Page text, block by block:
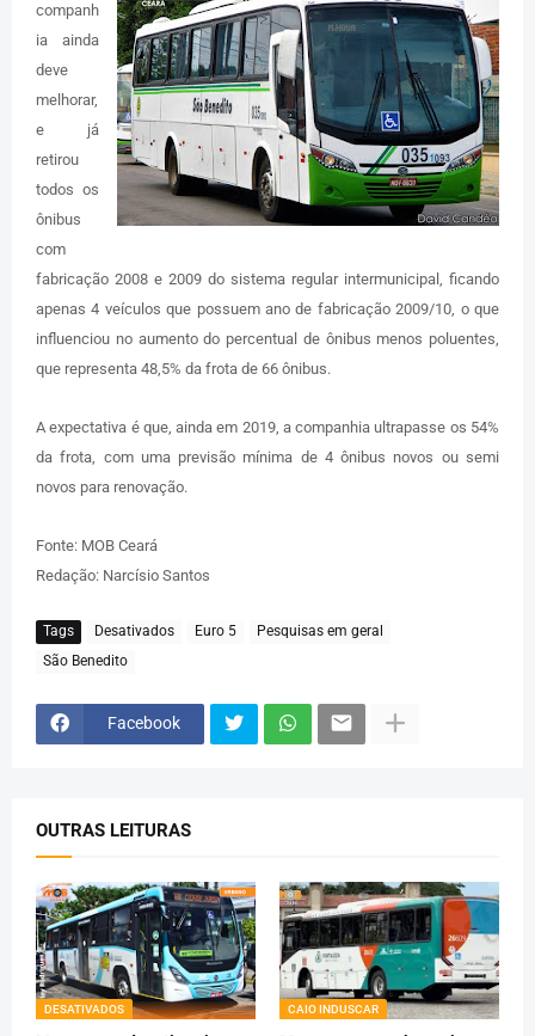
companh
ia ainda
deve
melhorar,
e já
retirou
todos os
ônibus
com
fabricação 2008 e 2009 do sistema regular intermunicipal, ficando
apenas 4 veículos que possuem ano de fabricação 2009/10, o que
influenciou no aumento do percentual de ônibus menos poluentes,
que representa 48,5% da frota de 66 ônibus.
A expectativa é que, ainda em 2019, a companhia ultrapasse os 54%
da frota, com uma previsão mínima de 4 ônibus novos ou semi
novos para renovação.
Fonte: MOB Ceará
Redação: Narcísio Santos
Tags Desativados Euro 5
Pesquisas em geral
São Benedito
Facebook
OUTRAS LEITURAS
DESATIVADOS CAIO INDUSCAR